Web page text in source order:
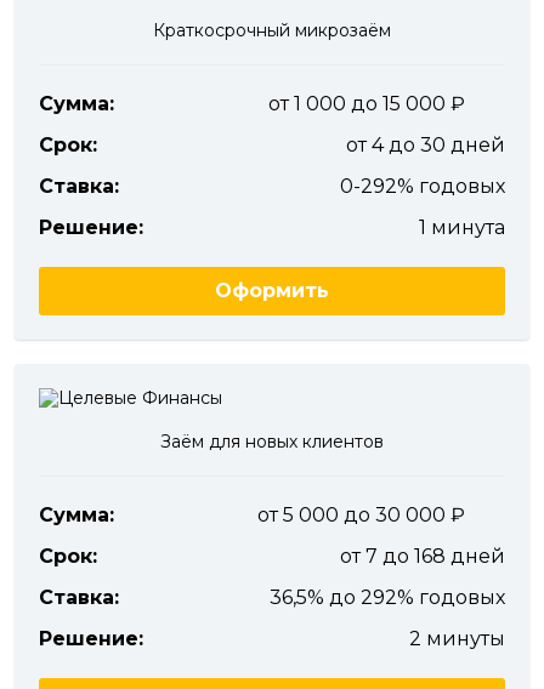
Краткосрочный микрозаём
Сумма:
от 1 000 до 15 000
Срок:
от 4 до 30 дней
Ставка:
0-292% годовых
Решение:
1 минута
Оформить
Заём для новых клиентов
Сумма:
от 5 000 до 30 000
Срок:
от 7 до 168 дней
Ставка:
36,5% до 292% годовых
Решение:
2 минуты